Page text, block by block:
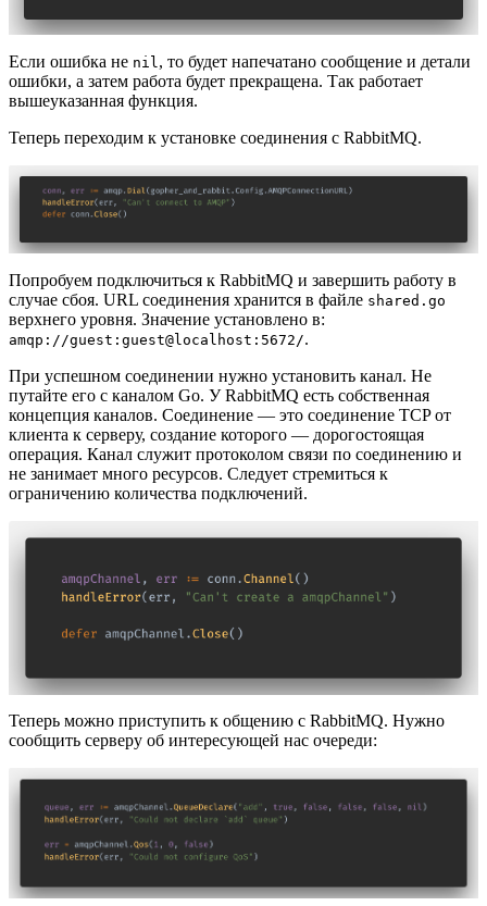
Если ошибка не nil, то будет напечатано сообщение и детали
ошибки, а затем работа будет прекращена. Так работает
вышеуказанная функция.
Теперь переходим к установке соединения с RabbitMQ.
Попробуем подключиться к RabbitMQ и завершить работу в
случае сбоя. URL соединения хранится в файле shared.go
верхнего уровня. Значение установлено в:
amqp://guest:guest@localhost:5672/.
При успешном соединении нужно установить канал. Не
путайте его с каналом Go. У RabbitMQ есть собственная
концепция каналов. Соединение — это соединение TCP от
клиента к серверу, создание которого — дорогостоящая
операция. Канал служит протоколом связи по соединению и
не занимает много ресурсов. Следует стремиться к
ограничению количества подключений.
Теперь можно приступить к общению с RabbitMQ. Нужно
сообщить серверу об интересующей нас очереди: